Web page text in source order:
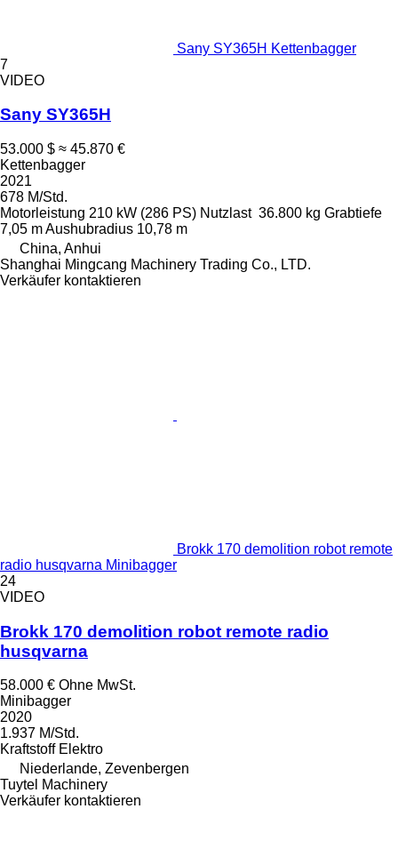
Sany SY365H Kettenbagger
7
VIDEO
Sany SY365H
53.000 $ ≈ 45.870 €
Kettenbagger
2021
678 M/Std.
Motorleistung 210 kW (286 PS) Nutzlast 36.800 kg Grabtiefe
7,05 mAushubradius 10,78 m
China, Anhui
Shanghai Mingcang Machinery Trading Co., LTD.
Verkäufer kontaktieren
Brokk 170 demolition robot remote
radio husqvarna Minibagger
24
VIDEO
Brokk 170 demolition robot remote radio
husqvarna
58.000 € Ohne MwSt.
Minibagger
2020
1.937 M/Std.
Kraftstoff Elektro
Niederlande, Zevenbergen
Tuytel Machinery
Verkäufer kontaktieren